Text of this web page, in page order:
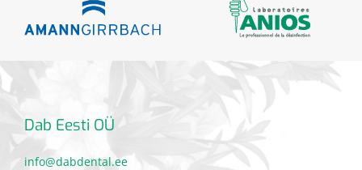
Dab Eesti OÜ
info@dabdental.ee